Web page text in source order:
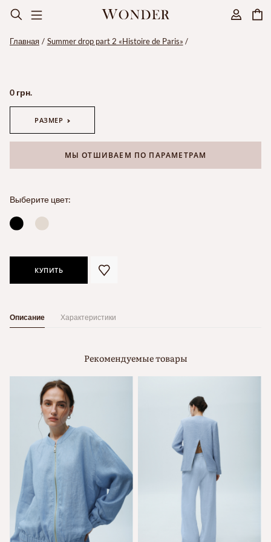
Главная Summer drop part 2 «Histoire de Paris»
0 грн.
РАЗМЕР
МЫ ОТШИВАЕМ ПО ПАРАМЕТРАМ
Выберите цвет:
КУПИТЬ
Описание Характеристики
Рекомендуемые товары